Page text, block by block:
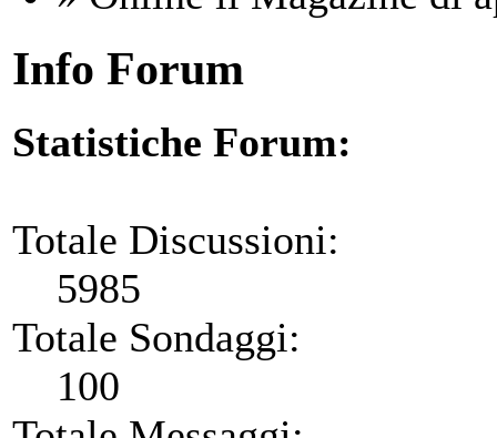
Info Forum
Statistiche Forum:
Totale Discussioni:
5985
Totale Sondaggi:
100